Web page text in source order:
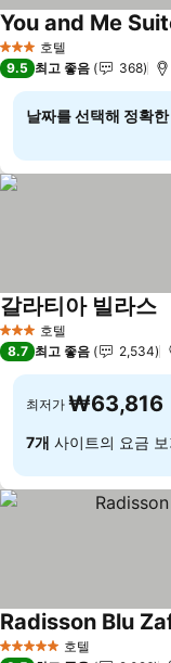
3 성급 호텔
You and Me
9.5 최고 좋음 368
날짜를 선택해 정확
3 성급 호텔
갈라티아 빌라스
8.7 최고 좋음 2,534
최저가 ₩63,816
7개 사이트의 요금 보
5 성급 호텔
Radisson Blu